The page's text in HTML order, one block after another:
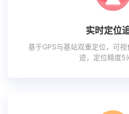
实时定位
基于GPS与基站双重定位，可
迹，定位精度5